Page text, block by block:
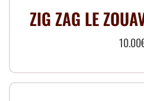
ZIG ZAG LE
10.00